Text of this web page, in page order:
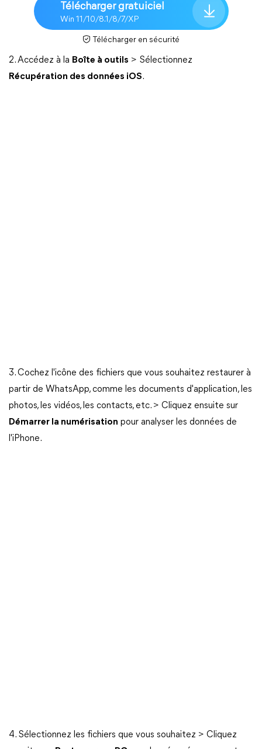
Télécharger gratuiciel
Win 11/10/8.1/8/7/XP
Télécharger en sécurité
2. Accédez à la Boîte à outils > Sélectionnez
Récupération des données iOS.
3. Cochez l'icône des fichiers que vous souhaitez restaurer à
partir de WhatsApp, comme les documents d'application, les
photos, les vidéos, les contacts, etc. > Cliquez ensuite sur
Démarrer la numérisation pour analyser les données de
l'iPhone.
4. Sélectionnez les fichiers que vous souhaitez > Cliquez